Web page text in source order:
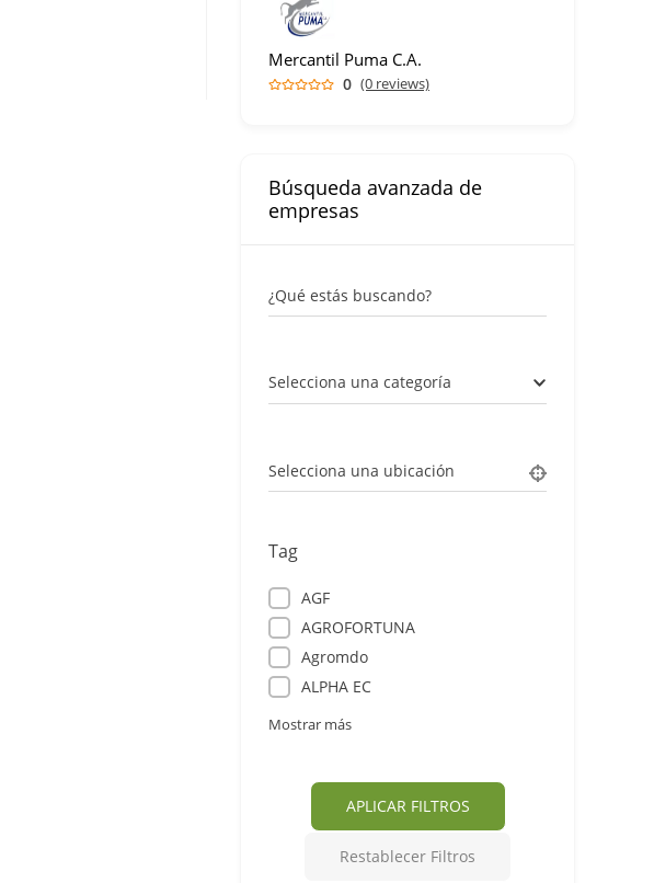
Mercantil Puma C.A.
0 (0 reviews)
Búsqueda avanzada de
empresas
¿Qué estás buscando?
Selecciona una categoría
Selecciona una ubicación
Tag
AGF
AGROFORTUNA
Agromdo
ALPHA EC
Mostrar más
APLICAR FILTROS
Restablecer Filtros